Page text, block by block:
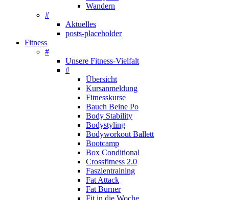
Wandern
#
Aktuelles
posts-placeholder
Fitness
#
Unsere Fitness-Vielfalt
#
Übersicht
Kursanmeldung
Fitnesskurse
Bauch Beine Po
Body Stability
Bodystyling
Bodyworkout Ballett
Bootcamp
Box Conditional
Crossfitness 2.0
Faszientraining
Fat Attack
Fat Burner
Fit in die Woche